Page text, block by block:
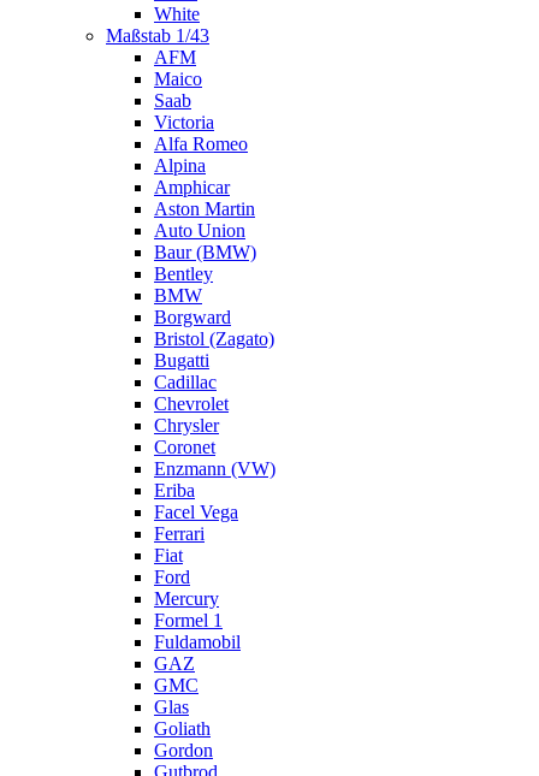
White
Maßstab 1/43
AFM
Maico
Saab
Victoria
Alfa Romeo
Alpina
Amphicar
Aston Martin
Auto Union
Baur (BMW)
Bentley
BMW
Borgward
Bristol (Zagato)
Bugatti
Cadillac
Chevrolet
Chrysler
Coronet
Enzmann (VW)
Eriba
Facel Vega
Ferrari
Fiat
Ford
Mercury
Formel 1
Fuldamobil
GAZ
GMC
Glas
Goliath
Gordon
Gutbrod